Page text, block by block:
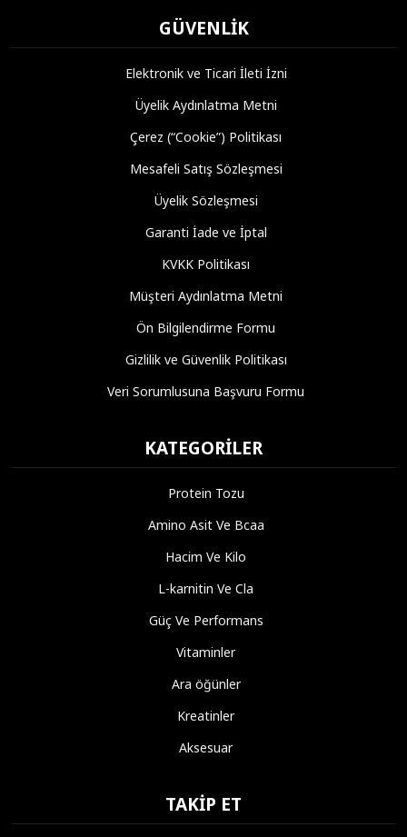
GÜVENLIK
Elektronik ve Ticari İleti İzni
Üyelik Aydınlatma Metni
Çerez (“Cookie”) Politikası
Mesafeli Satış Sözleşmesi
Üyelik Sözleşmesi
Garanti İade ve İptal
KVKK Politikası
Müşteri Aydınlatma Metni
Ön Bilgilendirme Formu
Gizlilik ve Güvenlik Politikası
Veri Sorumlusuna Başvuru Formu
KATEGORILER
Protein Tozu
Amino Asit Ve Bcaa
Hacim Ve Kilo
L-karnitin Ve Cla
Güç Ve Performans
Vitaminler
Ara öğünler
Kreatinler
Aksesuar
TAKIP ET